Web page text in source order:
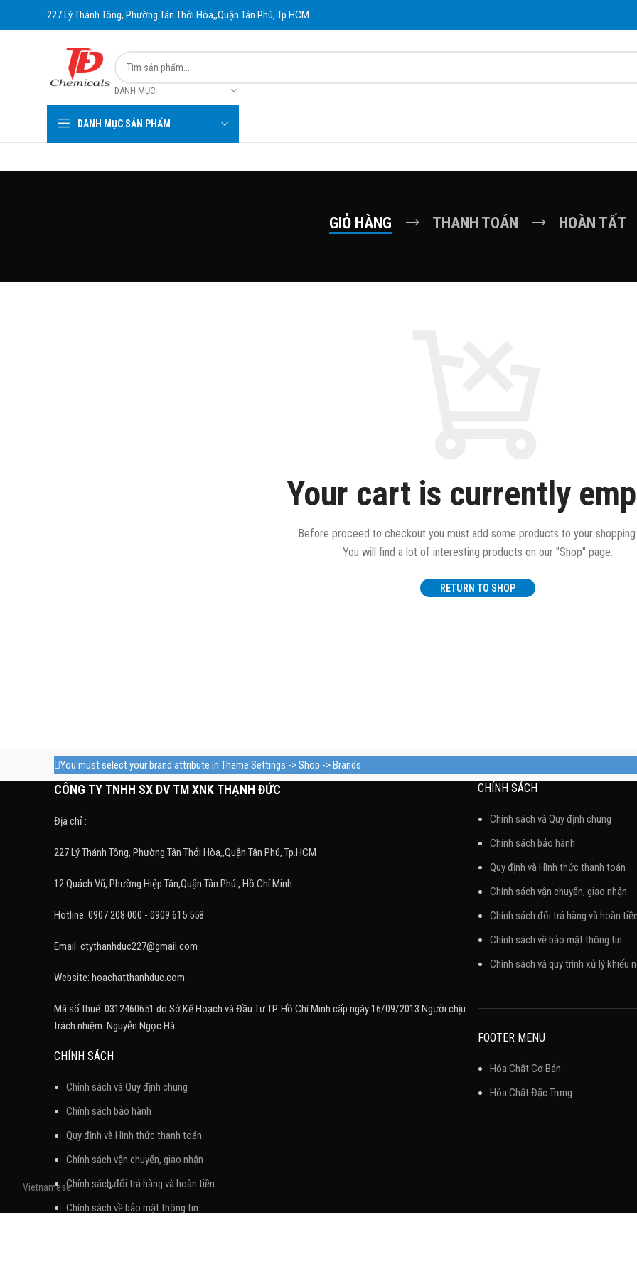
227 Lý Thánh Tông, Phường Tân Thới Hòa,,Quận Tân Phú, Tp.HCM
DANH MỤC
DANH MỤC SẢN PHẨM
GIỎ HÀNG THANH TOÁN HOÀN TẤT
Your cart is currently
Before proceed to checkout you must add some products to your
You will find a lot of interesting products on our "Shop" page.
RETURN TO SHOP
You must select your brand attribute in Theme Settings -> Shop -> Brands
CÔNG TY TNHH SX DV TM XNK THẠNH ĐỨC
Địa chỉ :
227 Lý Thánh Tông, Phường Tân Thới Hòa,,Quận Tân Phú, Tp.HCM
12 Quách Vũ, Phường Hiệp Tân,Quận Tân Phú , Hồ Chí Minh
Hotline: 0907 208 000 - 0909 615 558
Email: ctythanhduc227@gmail.com
Website: hoachatthanhduc.com
Mã số thuế: 0312460651 do Sở Kế Hoạch và Đầu Tư TP. Hồ Chí Minh cấp ngày 16/09/2013 Người chịu
trách nhiệm: Nguyễn Ngọc Hà
CHÍNH SÁCH
Chính sách và Quy định chung
Chính sách bảo hành
Quy định và Hình thức thanh toán
Chính sách vận chuyển, giao nhận
Chính sách đổi trả hàng và hoàn tiền
Chính sách về bảo mật thông tin
CHÍNH SÁCH
Chính sách và Quy định chung
Chính sách bảo hành
Quy định và Hình thức thanh toán
Chính sách vận chuyển, giao nhận
Chính sách đổi trả hàng và hoàn
Chính sách về bảo mật thông tin
Chính sách và quy trình xử lý khiếu
FOOTER MENU
Hóa Chất Cơ Bản
Hóa Chất Đặc Trưng